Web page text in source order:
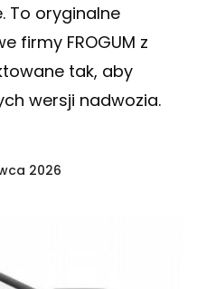
To oryginalne
firmy FROGUM z
tak, aby
wersji nadwozia.
2026